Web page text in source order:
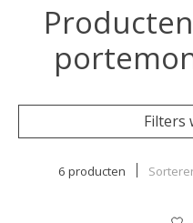
Filters
6 producten